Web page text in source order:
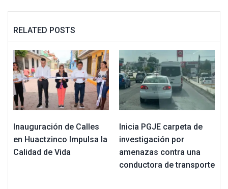
RELATED POSTS
Inauguración de Calles
en Huactzinco Impulsa la
Calidad de Vida
Inicia PGJE carpeta de
investigación por
amenazas contra una
conductora de transporte